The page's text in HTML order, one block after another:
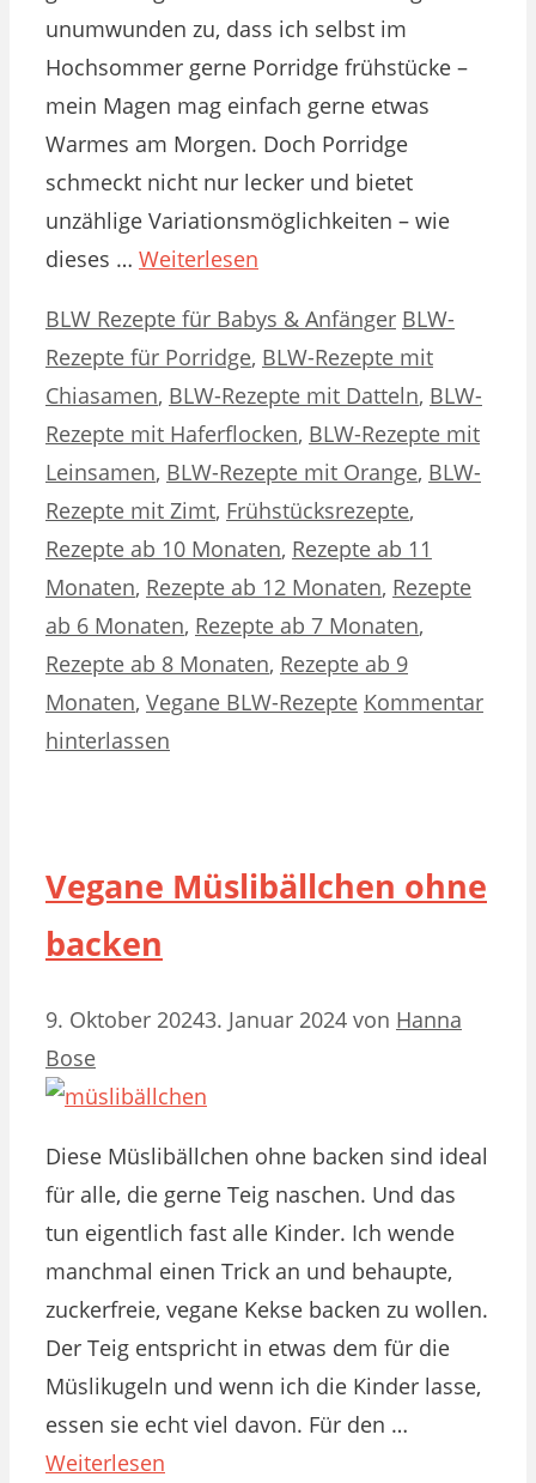
unumwunden zu, dass ich selbst im
Hochsommer gerne Porridge frühstücke –
mein Magen mag einfach gerne etwas
Warmes am Morgen. Doch Porridge
schmeckt nicht nur lecker und bietet
unzählige Variationsmöglichkeiten – wie
dieses … Weiterlesen
Kategorien
BLW Rezepte für Babys & Anfänger Schlagwörter
BLW-
Rezepte für Porridge, BLW-Rezepte mit
Chiasamen, BLW-Rezepte mit Datteln, BLW-
Rezepte mit Haferflocken, BLW-Rezepte mit
Leinsamen, BLW-Rezepte mit Orange, BLW-
Rezepte mit Zimt, Frühstücksrezepte,
Rezepte ab 10 Monaten, Rezepte ab 11
Monaten, Rezepte ab 12 Monaten, Rezepte
ab 6 Monaten, Rezepte ab 7 Monaten,
Rezepte ab 8 Monaten, Rezepte ab 9
Monaten, Vegane BLW-Rezepte Kommentar
hinterlassen
Vegane Müslibällchen ohne
backen
9. Oktober 20243. Januar 2024 von Hanna
Bose
Diese Müslibällchen ohne backen sind ideal
für alle, die gerne Teig naschen. Und das
tun eigentlich fast alle Kinder. Ich wende
manchmal einen Trick an und behaupte,
zuckerfreie, vegane Kekse backen zu wollen.
Der Teig entspricht in etwas dem für die
Müslikugeln und wenn ich die Kinder lasse,
essen sie echt viel davon. Für den …
Weiterlesen